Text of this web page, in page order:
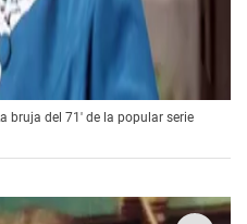
bruja del 71' de la popular serie